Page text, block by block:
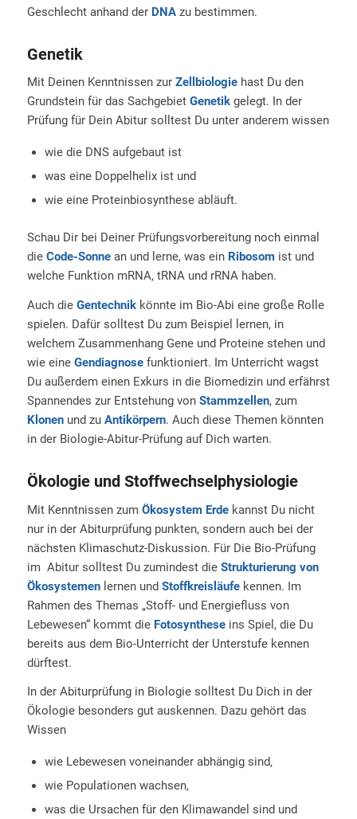
Geschlecht anhand der DNAzu bestimmen.
Genetik
Mit Deinen Kenntnissen zur Zellbiologiehast Du den
Grundstein für das Sachgebiet Genetikgelegt. In der
Prüfung für Dein Abitur solltest Du unter anderem wissen
wie die DNS aufgebaut ist
was eine Doppelhelix ist und
wie eine Proteinbiosynthese abläuft.
Schau Dir bei Deiner Prüfungsvorbereitung noch einmal
die Code-Sonnean und lerne, was ein Ribosomist und
welche Funktion mRNA, tRNA und rRNA haben.
Auch die Gentechnikkönnte im Bio-Abi eine große Rolle
spielen. Dafür solltest Du zum Beispiel lernen, in
welchem Zusammenhang Gene und Proteine stehen und
wie eine Gendiagnosefunktioniert. Im Unterricht wagst
Du außerdem einen Exkurs in die Biomedizin und erfährst
Spannendes zur Entstehung von Stammzellen, zum
Klonenund zu Antikörpern. Auch diese Themen könnten
in der Biologie-Abitur-Prüfung auf Dich warten.
Ökologie und Stoffwechselphysiologie
Mit Kenntnissen zum Ökosystem Erdekannst Du nicht
nur in der Abiturprüfung punkten, sondern auch bei der
nächsten Klimaschutz-Diskussion. Für Die Bio-Prüfung
im Abitur solltest Du zumindest die Strukturierung von
Ökosystemenlernen und Stoffkreisläufekennen. Im
Rahmen des Themas „Stoff- und Energiefluss von
Lebewesen“ kommt die Fotosyntheseins Spiel, die Du
bereits aus dem Bio-Unterricht der Unterstufe kennen
dürftest.
In der Abiturprüfung in Biologie solltest Du Dich in der
Ökologie besonders gut auskennen. Dazu gehört das
Wissen
wie Lebewesen voneinander abhängig sind,
wie Populationen wachsen,
was die Ursachen für den Klimawandel sind und